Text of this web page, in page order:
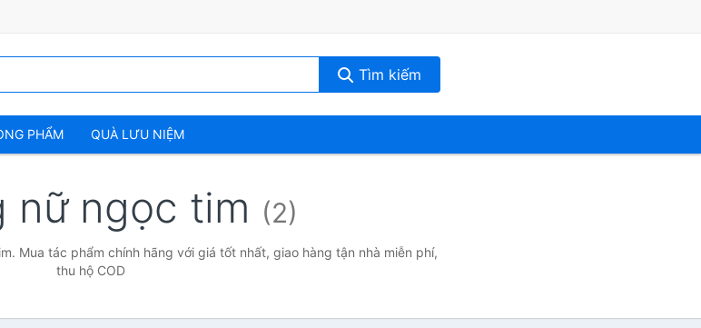
Tìm kiếm
PHẨM QUÀ LƯU NIỆM
nữ ngọc tim (2)
Mua tác phẩm chính hãng với giá tốt nhất, giao hàng tận nhà miễn phí,
thu hộ COD